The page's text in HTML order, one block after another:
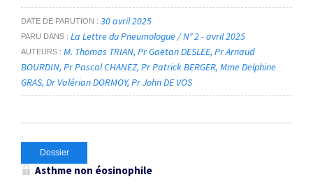
DATE DE PARUTION 30 avril 2025
PARU DANS La Lettre du Pneumologue / N° 2 - avril 2025
AUTEURS M. Thomas TRIAN Pr Gaëtan DESLEE Pr Arnaud
BOURDIN Pr Pascal CHANEZ Pr Patrick BERGER Mme Delphine
GRAS Dr Valérian DORMOY Pr John DE VOS
Dossier
Asthme non éosinophile